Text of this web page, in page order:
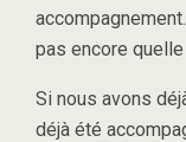
pas encore
Si nous avons
déjà été